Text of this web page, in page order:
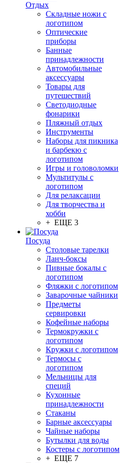
Отдых
Складные ножи с
логотипом
Оптические
приборы
Банные
принадлежности
Автомобильные
аксессуары
Товары для
путешествий
Светодиодные
фонарики
Пляжный отдых
Инструменты
Наборы для пикника
и барбекю с
логотипом
Игры и головоломки
Мультитулы с
логотипом
Для релаксации
Для творчества и
хобби
+ ЕЩЕ 3
Посуда
Столовые тарелки
Ланч-боксы
Пивные бокалы с
логотипом
Фляжки с логотипом
Заварочные чайники
Предметы
сервировки
Кофейные наборы
Термокружки с
логотипом
Кружки с логотипом
Термосы с
логотипом
Мельницы для
специй
Кухонные
принадлежности
Стаканы
Барные аксессуары
Чайные наборы
Бутылки для воды
Костеры с логотипом
+ ЕЩЕ 7